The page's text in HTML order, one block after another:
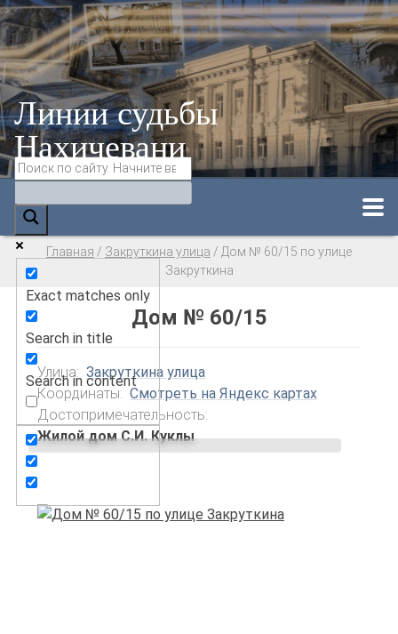
Линии судьбы
Нахичевани
Exact matches only
Search in title
Search in content
Главная / Закруткина улица / Дом № 60/15 по улице
Закруткина
Дом № 60/15
Улица: Закруткина улица
Координаты: Смотреть на Яндекс картах
Достопримечательность:
Жилой дом С.И. Куклы